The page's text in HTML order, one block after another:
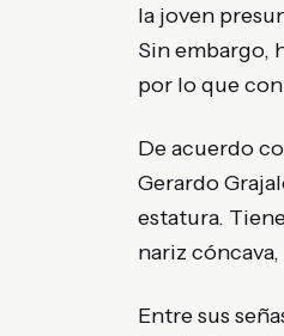
la joven
Sin embargo,
por lo que
De acuerdo
Gerardo
estatura.
nariz
Entre sus